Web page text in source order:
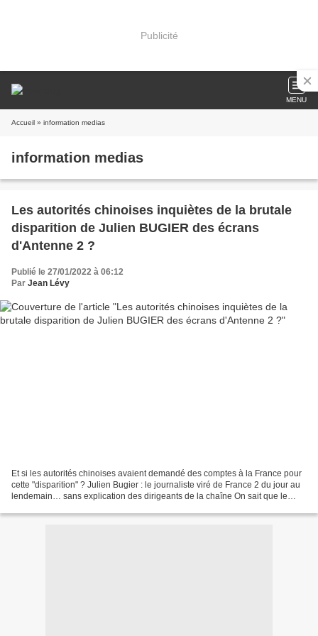
Publicité
MENU
Accueil » information medias
information medias
Les autorités chinoises inquiètes de la brutale
disparition de Julien BUGIER des écrans
d'Antenne 2 ?
Publié le 27/01/2022 à 06:12
Par Jean Lévy
Et si les autorités chinoises avaient demandé des comptes à la France pour
cette "disparition" ? Julien Bugier : le journaliste viré de France 2 du jour au
lendemain… sans explication des dirigeants de la chaîne On sait que le